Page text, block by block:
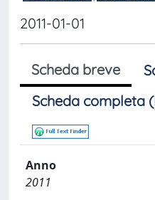
2011-01-01
Scheda breve
Scheda completa
Anno
2011